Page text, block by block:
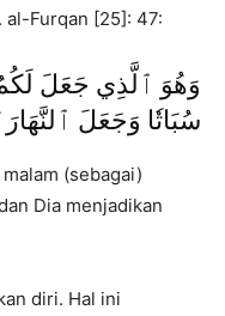
al-Furqan [25]: 47:
وَهُوَ ٱلَّذِي جَعَلَ
سُبَاتٗا وَجَعَلَ ٱلنَّهَارَ
(sebagai)
Dia menjadikan
diri. Hal ini